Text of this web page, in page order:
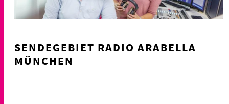
SENDEGEBIET RADIO ARABELLA
MÜNCHEN